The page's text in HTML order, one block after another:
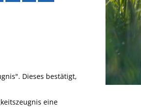
Dieses bestätigt,
eine